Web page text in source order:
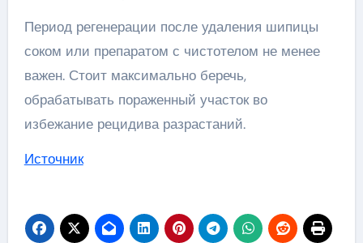
Период регенерации после удаления шипицы
соком или препаратом с чистотелом не менее
важен. Стоит максимально беречь,
обрабатывать пораженный участок во
избежание рецидива разрастаний.
Источник